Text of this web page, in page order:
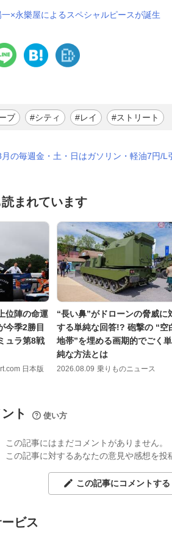
×永樂屋によるスペシャルピースが誕生
ブ #シティ #レイ #ストリート
月の毎週金・土・日はガソリン・軽油7円/
まれています
位陣の命運
今季2勝目
ュラ第8戦
日本版
“長い鼻”がドローンの脅威に
する単純な回答!? 砲撃の “空
地帯”を埋める画期的でごく単
純な方法とは
2026.08.09 乗りものニュース
ト 使い方
この記事にはまだコメントがありません。
この記事に対するあなたの意見や感想を投
この記事にコメントする
ビス